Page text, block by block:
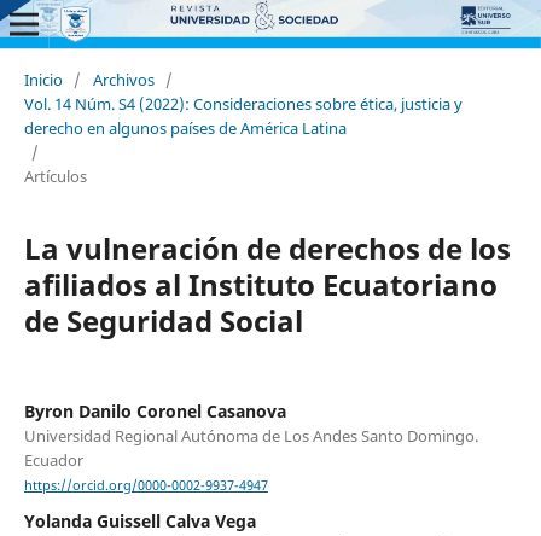
Inicio / Archivos /
Vol. 14 Núm. S4 (2022): Consideraciones sobre ética, justicia y
derecho en algunos países de América Latina
/
Artículos
La vulneración de derechos de los
afiliados al Instituto Ecuatoriano
de Seguridad Social
Byron Danilo Coronel Casanova
Universidad Regional Autónoma de Los Andes Santo Domingo.
Ecuador
https://orcid.org/0000-0002-9937-4947
Yolanda Guissell Calva Vega